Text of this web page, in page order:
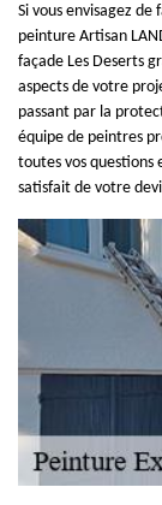
Si vous envisagez
peinture Artisan
façade Les Deserts
aspects de votre
passant par la
équipe de peintres
toutes vos questions
satisfait de votre